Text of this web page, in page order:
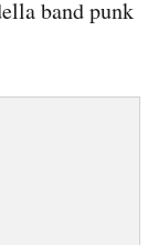
band punk